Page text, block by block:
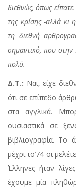
διεθνώς, όπως
της κρίσης -αλλά κι
τη διεθνή
σημαντικό, που στην
πολύ.
Δ.Τ.: Ναι, είχε
ότι σε επίπεδο
στα αγγλικά.
ουσιαστικά σε
βιβλιογραφία. Το
μέχρι το’74 οι
Έλληνες ήταν
έχουμε μία